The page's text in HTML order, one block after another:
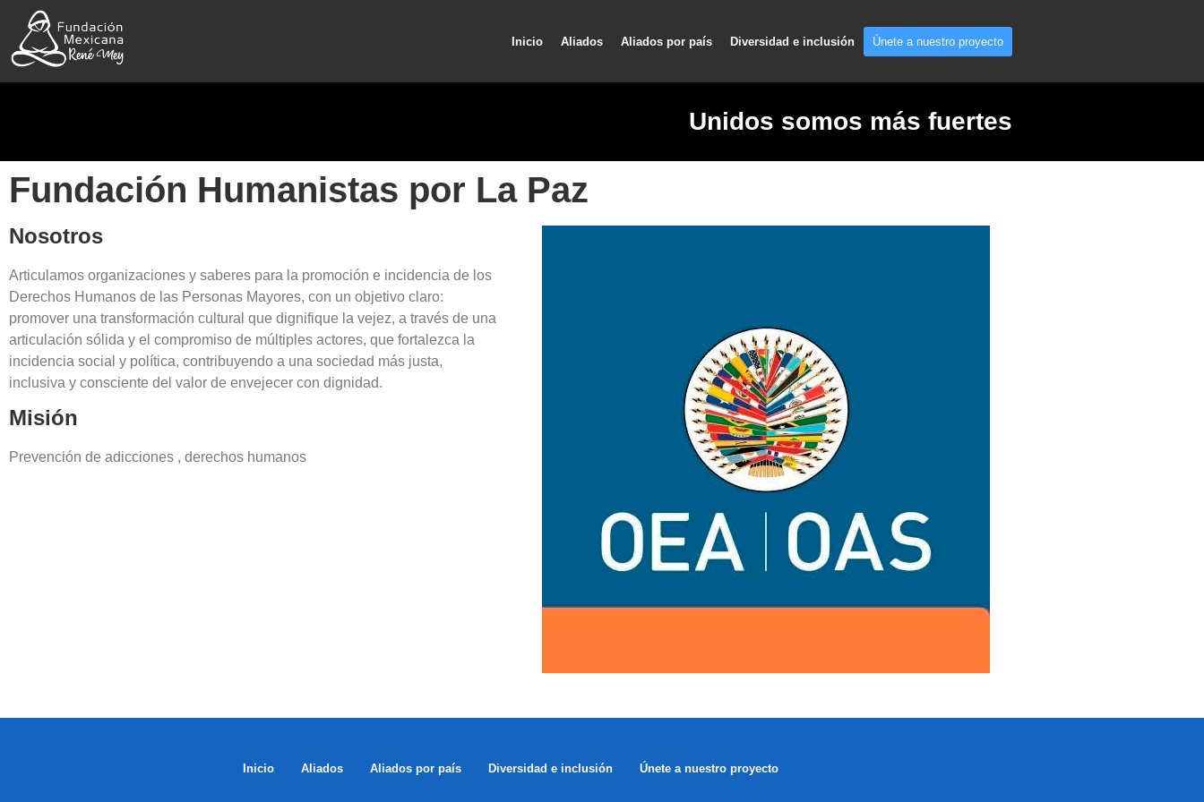
Inicio Aliados Aliados por país Diversidad e inclusión Únete a nuestro proyecto
Unidos somos más fuertes
Fundación Humanistas por La Paz
Nosotros
Articulamos organizaciones y saberes para la promoción e incidencia de los
Derechos Humanos de las Personas Mayores, con un objetivo claro:
promover una transformación cultural que dignifique la vejez, a través de una
articulación sólida y el compromiso de múltiples actores, que fortalezca la
incidencia social y política, contribuyendo a una sociedad más justa,
inclusiva y consciente del valor de envejecer con dignidad.
Misión
Prevención de adicciones , derechos humanos
Inicio Aliados Aliados por país Diversidad e inclusión Únete a nuestro proyecto